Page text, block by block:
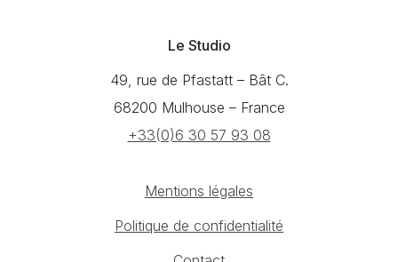
Le Studio
49, rue de Pfastatt – Bât C.
68200 Mulhouse – France
+33(0)6 30 57 93 08
Mentions légales
Politique de confidentialité